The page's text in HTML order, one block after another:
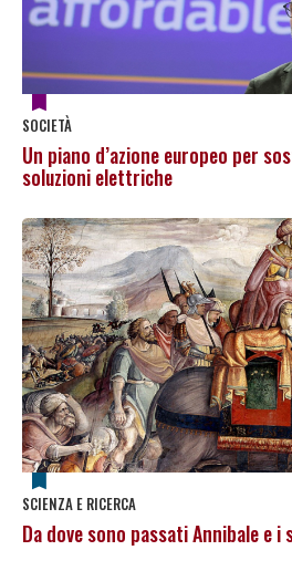
SOCIETÀ
Un piano d’azione europeo per
soluzioni elettriche
SCIENZA E RICERCA
Da dove sono passati Annibale e